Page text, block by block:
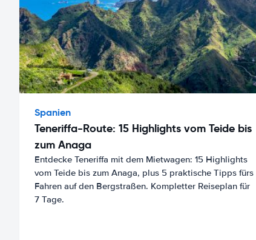
Spanien
Teneriffa-Route: 15 Highlights vom Teide bis
zum Anaga
Entdecke Teneriffa mit dem Mietwagen: 15 Highlights
vom Teide bis zum Anaga, plus 5 praktische Tipps fürs
Fahren auf den Bergstraßen. Kompletter Reiseplan für
7 Tage.